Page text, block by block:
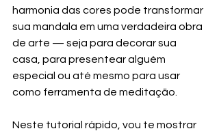
harmonia das cores pode transformar
sua mandala em uma verdadeira obra
de arte — seja para decorar sua
casa, para presentear alguém
especial ou até mesmo para usar
como ferramenta de meditação.
Neste tutorial rápido, vou te mostrar